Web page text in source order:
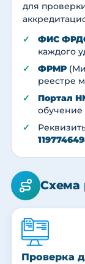
для
ФИС
каждого
ФРМР
реестре
Портал
обучение
Схема
Проверка